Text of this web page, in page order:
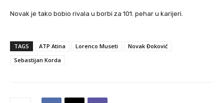
Novak je tako bobio rivala u borbi za 101. pehar u karijeri.
TAGS ATP Atina Lorenco Museti
Novak Đoković
Sebastijan Korda